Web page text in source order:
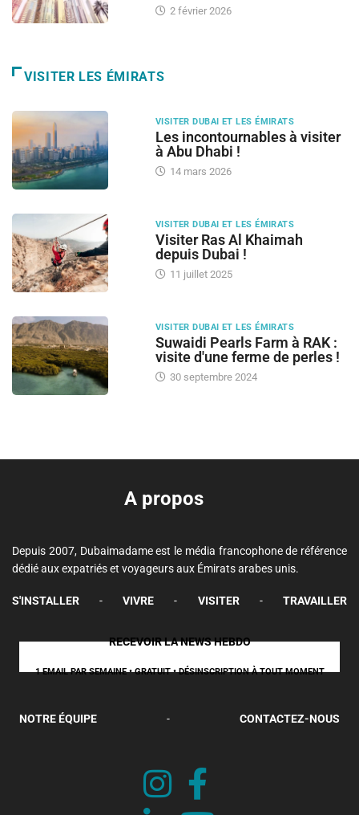
2 février 2026
VISITER LES ÉMIRATS
VISITER DUBAI ET LES ÉMIRATS
Les incontournables à visiter
à Abu Dhabi !
14 mars 2026
VISITER DUBAI ET LES ÉMIRATS
Visiter Ras Al Khaimah
depuis Dubai !
11 juillet 2025
VISITER DUBAI ET LES ÉMIRATS
Suwaidi Pearls Farm à RAK :
visite d'une ferme de perles !
30 septembre 2024
A propos
Depuis 2007, Dubaimadame est le média francophone de référence
dédié aux expatriés et voyageurs aux Émirats arabes unis.
S'INSTALLER - VIVRE - VISITER - TRAVAILLER
RECEVOIR LA NEWS HEBDO
1 EMAIL PAR SEMAINE • GRATUIT • DÉSINSCRIPTION À TOUT MOMENT
NOTRE ÉQUIPE - CONTACTEZ-NOUS